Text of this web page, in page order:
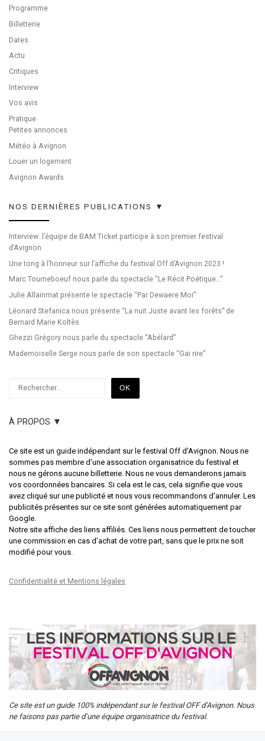
Programme
Billetterie
Dates
Actu
Critiques
Interview
Vos avis
Pratique
Petites annonces
Météo à Avignon
Louer un logement
Avignon Awards
NOS DERNIÈRES PUBLICATIONS ▼
Interview: l’équipe de BAM Ticket participe à son premier festival
d’Avignon
Une tong à l’honneur sur l’affiche du festival Off d’Avignon 2023 !
Marc Tourneboeuf nous parle du spectacle “Le Récit Poétique…”
Julie Allainmat présente le spectacle “Par Dewaere Moi”
Léonard Stefanica nous présente “La nuit Juste avant les forêts” de
Bernard Marie Koltès
Ghezzi Grégory nous parle du spectacle “Abélard”
Mademoiselle Serge nous parle de son spectacle “Gai rire”
OK
À PROPOS ▼
Ce site est un guide indépendant sur le festival Off d'Avignon. Nous ne
sommes pas membre d’une association organisatrice du festival et
nous ne gérons aucune billetterie. Nous ne vous demanderons jamais
vos coordonnées bancaires. Si cela est le cas, cela signifie que vous
avez cliqué sur une publicité et nous vous recommandons d’annuler. Les
publicités présentes sur ce site sont générées automatiquement par
Google.
Notre site affiche des liens affiliés. Ces liens nous permettent de toucher
une commission en cas d'achat de votre part, sans que le prix ne soit
modifié pour vous.
Confidentialité et Mentions légales
Ce site est un guide 100% indépendant sur le festival OFF d’Avignon. Nous
ne faisons pas partie d’une équipe organisatrice du festival.